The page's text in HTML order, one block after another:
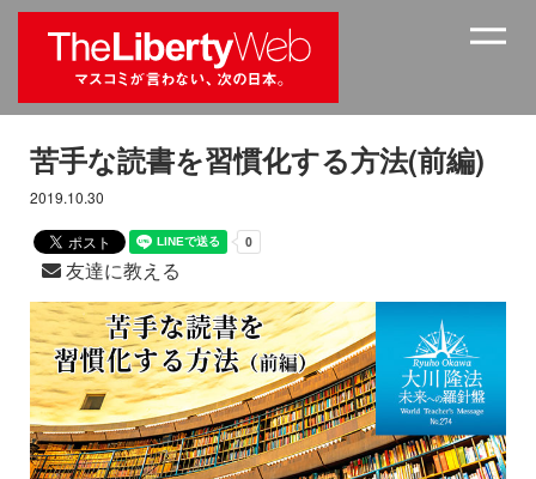
苦手な読書を習慣化する方法(前編)
2019.10.30
友達に教える